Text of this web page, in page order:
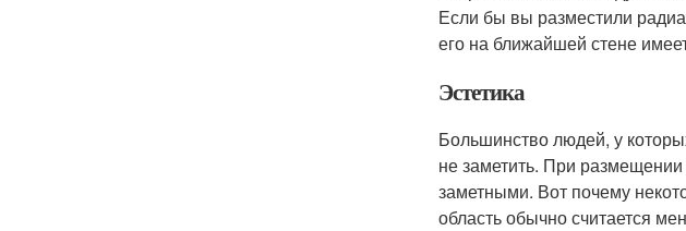
Если бы вы разместили
его на ближайшей стене
Эстетика
Большинство людей, у
не заметить. При
заметными. Вот почему
область обычно считается